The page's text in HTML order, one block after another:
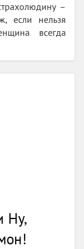
–
если нельзя
всегда
Ну,